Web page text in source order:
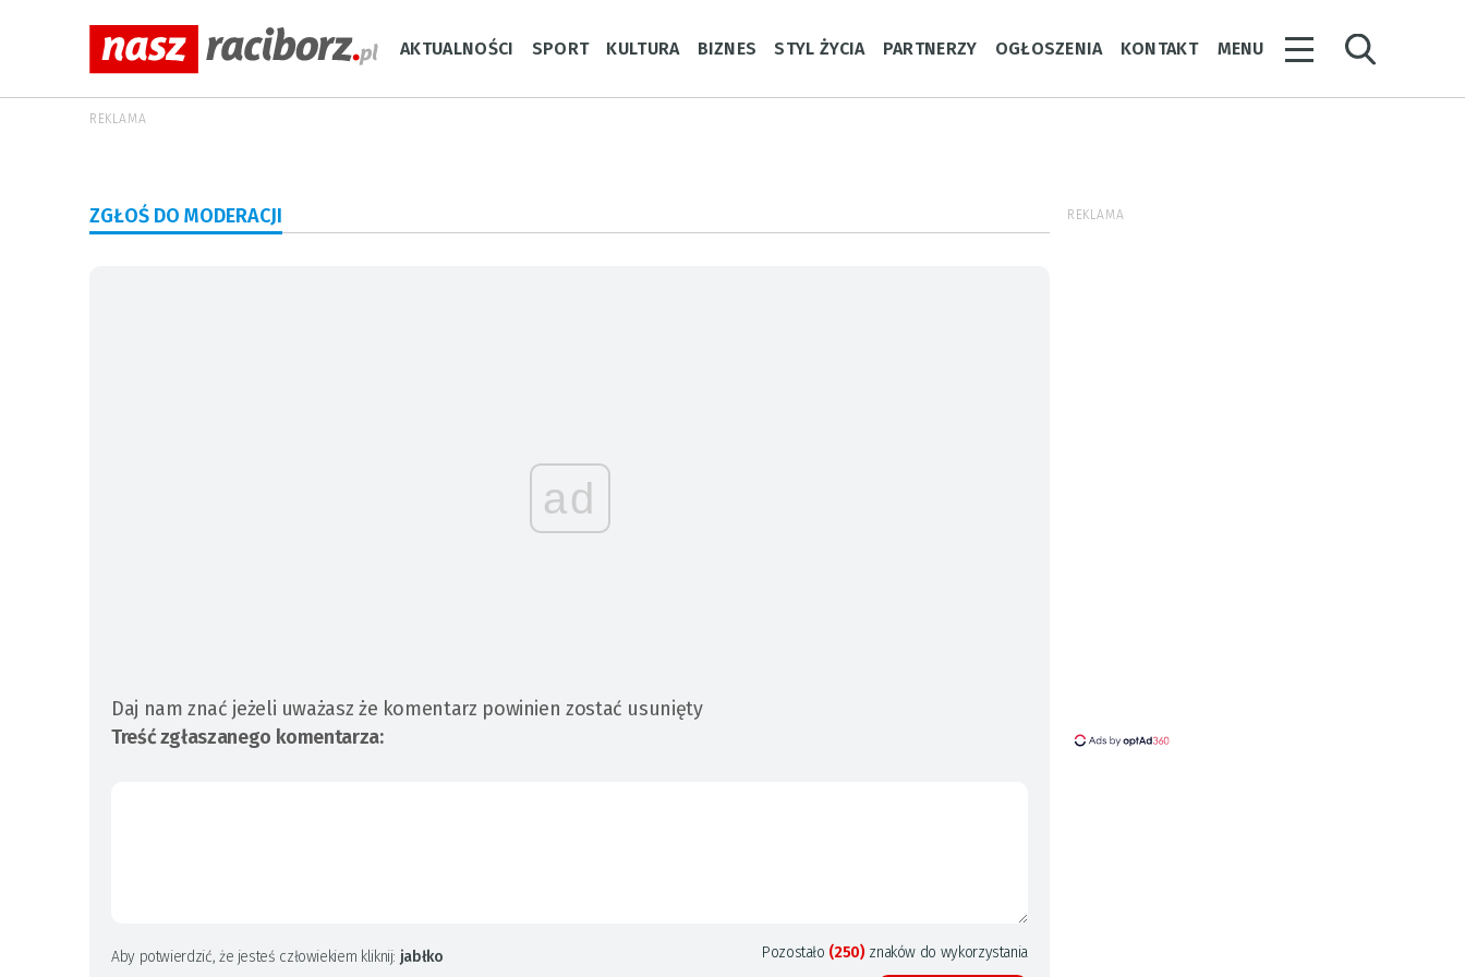
AKTUALNOŚCI SPORT KULTURA BIZNES STYL ŻYCIA PARTNERZY OGŁOSZENIA KONTAKT MENU
REKLAMA
ZGŁOŚ DO MODERACJI
ad
Daj nam znać jeżeli uważasz że komentarz powinien zostać usunięty
Treść zgłaszanego komentarza:
Pozostało (250) znaków do wykorzystania
Aby potwierdzić, że jesteś człowiekiem kliknij: jabłko
REKLAMA